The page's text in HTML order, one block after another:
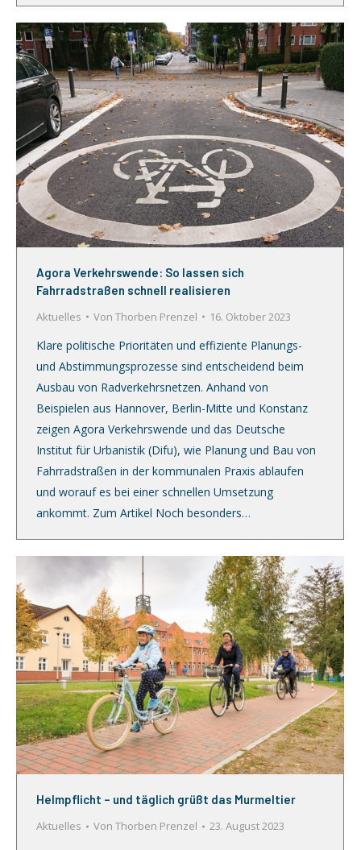
Agora Verkehrswende: So lassen sich
Fahrradstraßen schnell realisieren
Aktuelles
Von Thorben Prenzel 16. Oktober 2023
Klare politische Prioritäten und effiziente Planungs-
und Abstimmungsprozesse sind entscheidend beim
Ausbau von Radverkehrsnetzen. Anhand von
Beispielen aus Hannover, Berlin-Mitte und Konstanz
zeigen Agora Verkehrswende und das Deutsche
Institut für Urbanistik (Difu), wie Planung und Bau von
Fahrradstraßen in der kommunalen Praxis ablaufen
und worauf es bei einer schnellen Umsetzung
ankommt. Zum Artikel Noch besonders…
Helmpflicht – und täglich grüßt das Murmeltier
Aktuelles
Von Thorben Prenzel 23. August 2023